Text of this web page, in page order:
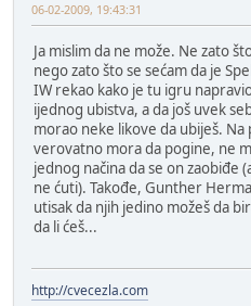
06-02-2009, 19:43:31
Ja mislim da ne može. Ne zato
nego zato što se sećam da je
IW rekao kako je tu igru
ijednog ubistva, a da još uvek
morao neke likove da ubiješ.
verovatno mora da pogine, ne
jednog načina da se on zaobiđe
ne ćuti). Takođe, Gunther
utisak da njih jedino možeš da
da li ćeš...
http://cvecezla.com